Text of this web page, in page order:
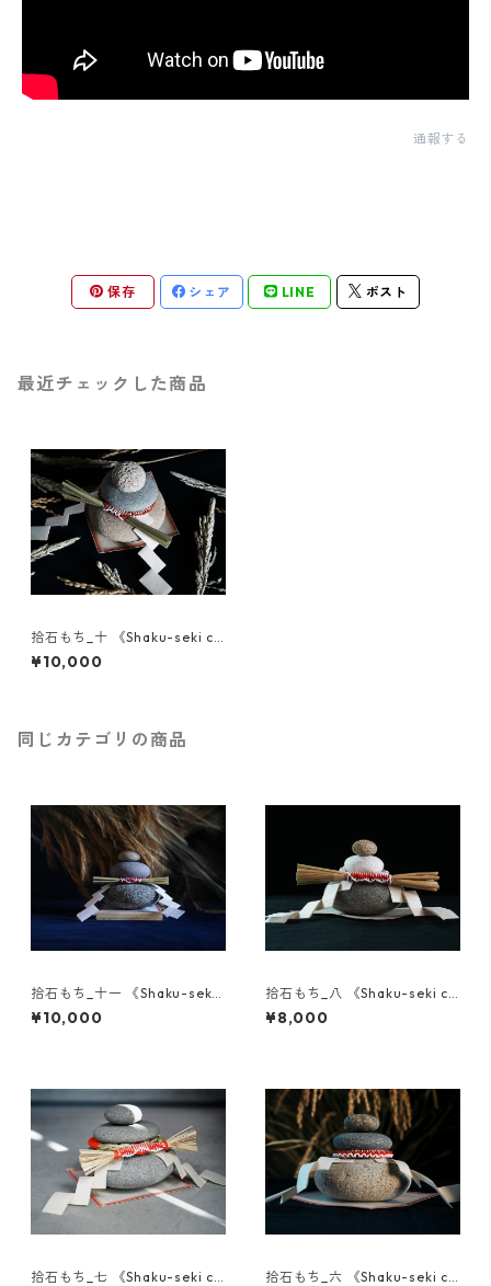
通報する
保存 シェア LINE ポスト
最近チェックした商品
拾石もち_十 《Shaku-seki co
llection》
¥10,000
同じカテゴリの商品
拾石もち_十一 《Shaku-seki
collection》
¥10,000
拾石もち_八 《Shaku-seki co
llection》
¥8,000
拾石もち_七 《Shaku-seki co
拾石もち_六 《Shaku-seki co